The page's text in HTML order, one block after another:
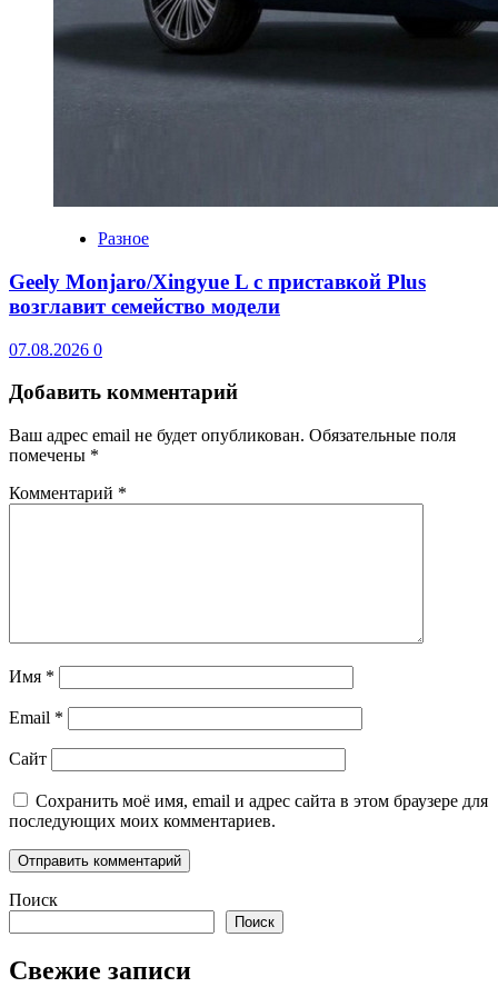
Разное
Geely Monjaro/Xingyue L с приставкой Plus
возглавит семейство модели
07.08.2026 0
Добавить комментарий
Ваш адрес email не будет опубликован. Обязательные поля
помечены *
Комментарий *
Имя *
Email *
Сайт
Сохранить моё имя, email и адрес сайта в этом браузере для
последующих моих комментариев.
Поиск
Поиск
Свежие записи